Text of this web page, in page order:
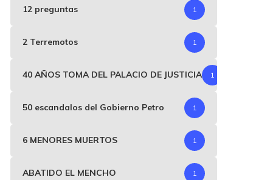
12 preguntas 1
2 Terremotos 1
40 AÑOS TOMA DEL PALACIO DE JUSTICIA 1
50 escandalos del Gobierno Petro 1
6 MENORES MUERTOS 1
ABATIDO EL MENCHO 1